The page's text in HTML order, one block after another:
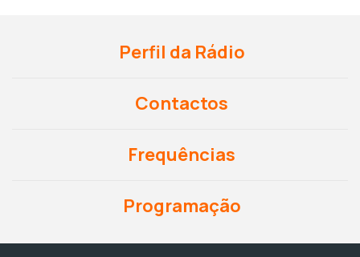
Perfil da Rádio
Contactos
Frequências
Programação